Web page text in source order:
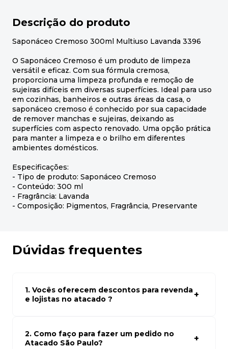
Descrição do produto
Saponáceo Cremoso 300ml Multiuso Lavanda 3396
O Saponáceo Cremoso é um produto de limpeza
versátil e eficaz. Com sua fórmula cremosa,
proporciona uma limpeza profunda e remoção de
sujeiras difíceis em diversas superfícies. Ideal para uso
em cozinhas, banheiros e outras áreas da casa, o
saponáceo cremoso é conhecido por sua capacidade
de remover manchas e sujeiras, deixando as
superfícies com aspecto renovado. Uma opção prática
para manter a limpeza e o brilho em diferentes
ambientes domésticos.
Especificações:
- Tipo de produto: Saponáceo Cremoso
- Conteúdo: 300 ml
- Fragrância: Lavanda
- Composição: Pigmentos, Fragrância, Preservante
Dúvidas frequentes
1. Vocês oferecem descontos para revenda
e lojistas no atacado ?
atacado empresas e compre com os melhores preços
para seu modelo de negócio
2. Como faço para fazer um pedido no
Atacado São Paulo?